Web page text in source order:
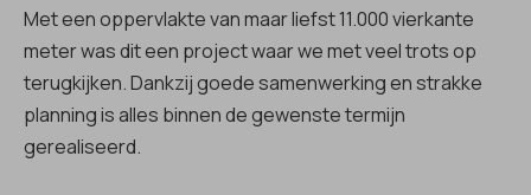
Met een oppervlakte van maar liefst 11.000 vierkante
meter was dit een project waar we met veel trots op
terugkijken. Dankzij goede samenwerking en strakke
planning is alles binnen de gewenste termijn
gerealiseerd.